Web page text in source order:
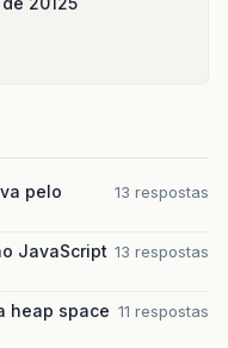
pelo
13 respostas
JavaScript 13 respostas
heap space 11 respostas